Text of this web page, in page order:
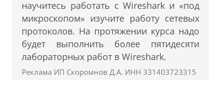
научитесь работать с Wireshark и «под
микроскопом» изучите работу сетевых
протоколов. На протяжении курса надо
будет выполнить более пятидесяти
лабораторных работ в Wireshark.
Реклама ИП Скоромнов Д.А. ИНН 331403723315